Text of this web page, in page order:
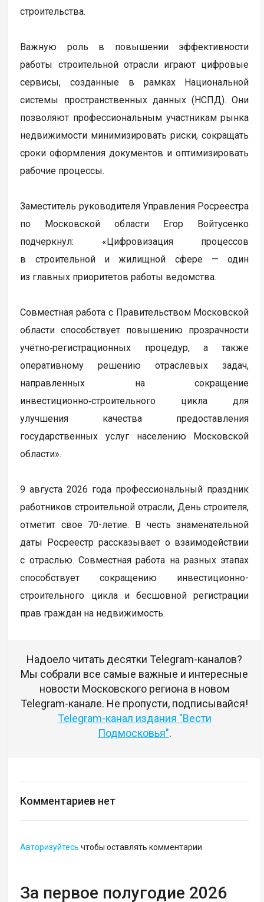
строительства.
Важную роль в повышении эффективности
работы строительной отрасли играют цифровые
сервисы, созданные в рамках Национальной
системы пространственных данных (НСПД). Они
позволяют профессиональным участникам рынка
недвижимости минимизировать риски, сокращать
сроки оформления документов и оптимизировать
рабочие процессы.
Заместитель руководителя Управления Росреестра
по Московской области Егор Войтусенко
подчеркнул: «Цифровизация процессов
в строительной и жилищной сфере — один
из главных приоритетов работы ведомства.
Совместная работа с Правительством Московской
области способствует повышению прозрачности
учётно‑регистрационных процедур, а также
оперативному решению отраслевых задач,
направленных на сокращение
инвестиционно‑строительного цикла для
улучшения качества предоставления
государственных услуг населению Московской
области».
9 августа 2026 года профессиональный праздник
работников строительной отрасли, День строителя,
отметит свое 70-летие. В честь знаменательной
даты Росреестр рассказывает о взаимодействии
с отраслью. Совместная работа на разных этапах
способствует сокращению инвестиционно-
строительного цикла и бесшовной регистрации
прав граждан на недвижимость.
Надоело читать десятки Telegram-каналов?
Мы собрали все самые важные и интересные
новости Московского региона в новом
Telegram-канале. Не пропусти, подписывайся!
Telegram-канал издания "Вести
Подмосковья".
Комментариев нет
Авторизуйтесь чтобы оставлять комментарии
За первое полугодие 2026